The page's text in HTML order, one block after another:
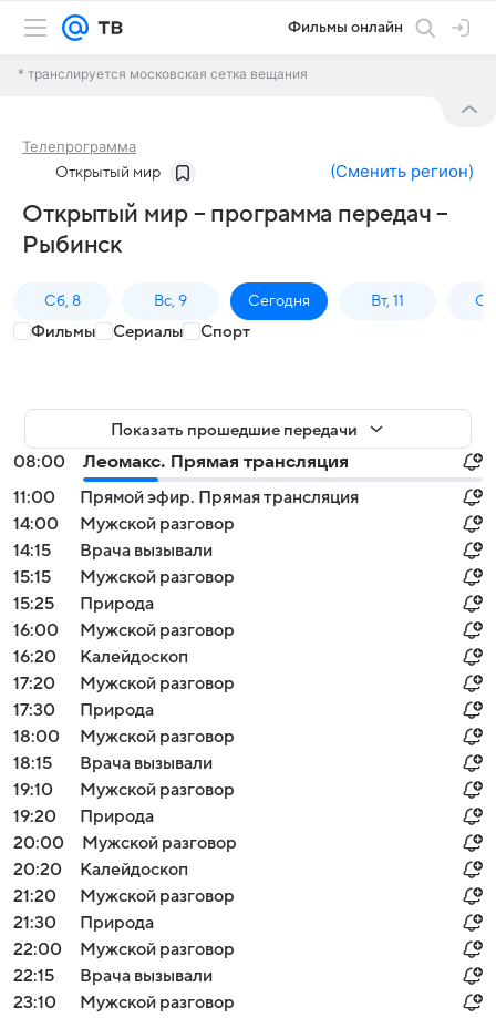
Фильмы онлайн
* транслируется московская сетка вещания
Телепрограмма
Открытый мир (Сменить регион)
Открытый мир – программа передач –
Рыбинск
Сб, 8 Вс, 9 Сегодня Вт, 11
Фильмы Сериалы Спорт
Показать прошедшие передачи
08:00
Леомакс. Прямая трансляция
11:00
Прямой эфир. Прямая трансляция
14:00
Мужской разговор
14:15
Врача вызывали
15:15
Мужской разговор
15:25
Природа
16:00
Мужской разговор
16:20
Калейдоскоп
17:20
Мужской разговор
17:30
Природа
18:00
Мужской разговор
18:15
Врача вызывали
19:10
Мужской разговор
19:20
Природа
20:00
Мужской разговор
20:20
Калейдоскоп
21:20
Мужской разговор
21:30
Природа
22:00
Мужской разговор
22:15
Врача вызывали
23:10
Мужской разговор